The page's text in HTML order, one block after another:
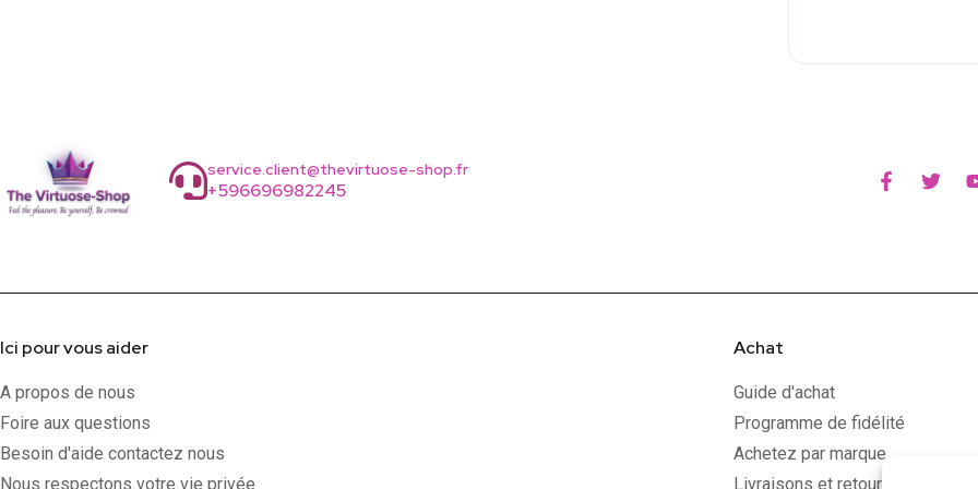
service.client@thevirtuose-shop.fr
+596696982245
Ici pour vous aider
A propos de nous
Foire aux questions
Besoin d'aide contactez nous
Nous respectons votre vie privée
Achat
Guide d'achat
Programme de fidélité
Achetez par marque
Livraisons et retours